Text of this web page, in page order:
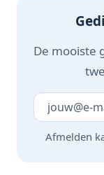
De mooiste
Laat dit
Afmelden